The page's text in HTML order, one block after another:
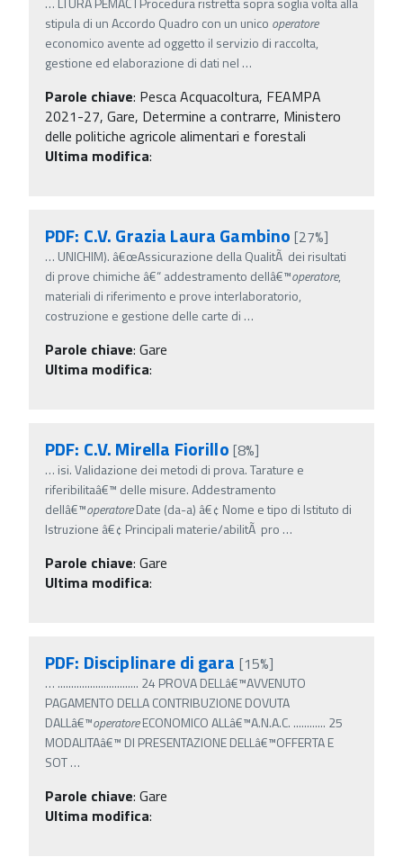
stipula di un Accordo Quadro con un unico operatore
economico avente ad oggetto il servizio di raccolta,
gestione ed elaborazione di dati nel …
Parole chiave: Pesca Acquacoltura, FEAMPA
2021-27, Gare, Determine a contrarre, Ministero
delle politiche agricole alimentari e forestali
Ultima modifica:
PDF: C.V. Grazia Laura Gambino [27%]
… UNICHIM). â€œAssicurazione della QualitÃ dei risultati
di prove chimiche â€“ addestramento dellâ€™operatore,
materiali di riferimento e prove interlaboratorio,
costruzione e gestione delle carte di …
Parole chiave: Gare
Ultima modifica:
PDF: C.V. Mirella Fiorillo [8%]
… isi. Validazione dei metodi di prova. Tarature e
riferibilitaâ€™ delle misure. Addestramento
dellâ€™operatoreDate (da-a) â€¢ Nome e tipo di Istituto di
Istruzione â€¢ Principali materie/abilitÃ pro …
Parole chiave: Gare
Ultima modifica:
PDF: Disciplinare di gara [15%]
… .............................. 24 PROVA DELLâ€™AVVENUTO
PAGAMENTO DELLA CONTRIBUZIONE DOVUTA
DALLâ€™operatoreECONOMICO ALLâ€™A.N.A.C. ............ 25
MODALITAâ€™ DI PRESENTAZIONE DELLâ€™OFFERTA E
SOT…
Parole chiave: Gare
Ultima modifica: